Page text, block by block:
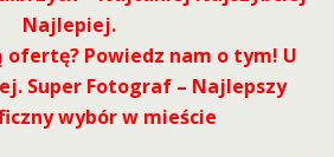
Najlepiej.
ofertę? Powiedz nam o tym! U
Super Fotograf – Najlepszy
wybór w mieście